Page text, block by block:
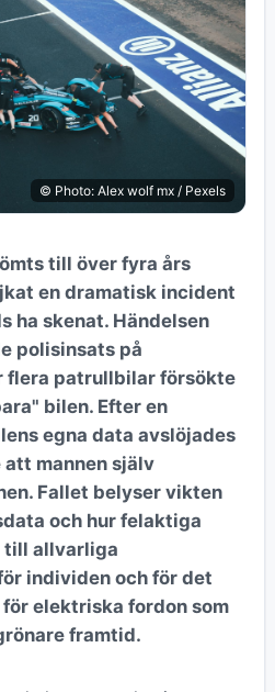
© Photo: Alex wolf mx / Pexels
till över fyra års
en dramatisk incident
ha skenat. Händelsen
polisinsats på
flera patrullbilar försökte
bilen. Efter en
egna data avslöjades
mannen själv
Fallet belyser vikten
och hur felaktiga
till allvarliga
individen och för det
elektriska fordon som
framtid.